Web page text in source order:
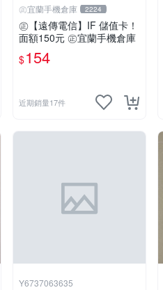
㊣宜蘭手機倉庫 2224
㊣【遠傳電信】IF 儲值卡！
面額150元 ㊣宜蘭手機倉庫
$154
近期銷量17件
Y6737063635